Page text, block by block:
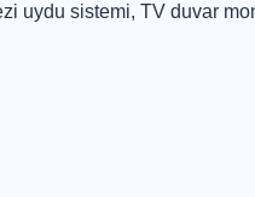
uydu sistemi, TV duvar